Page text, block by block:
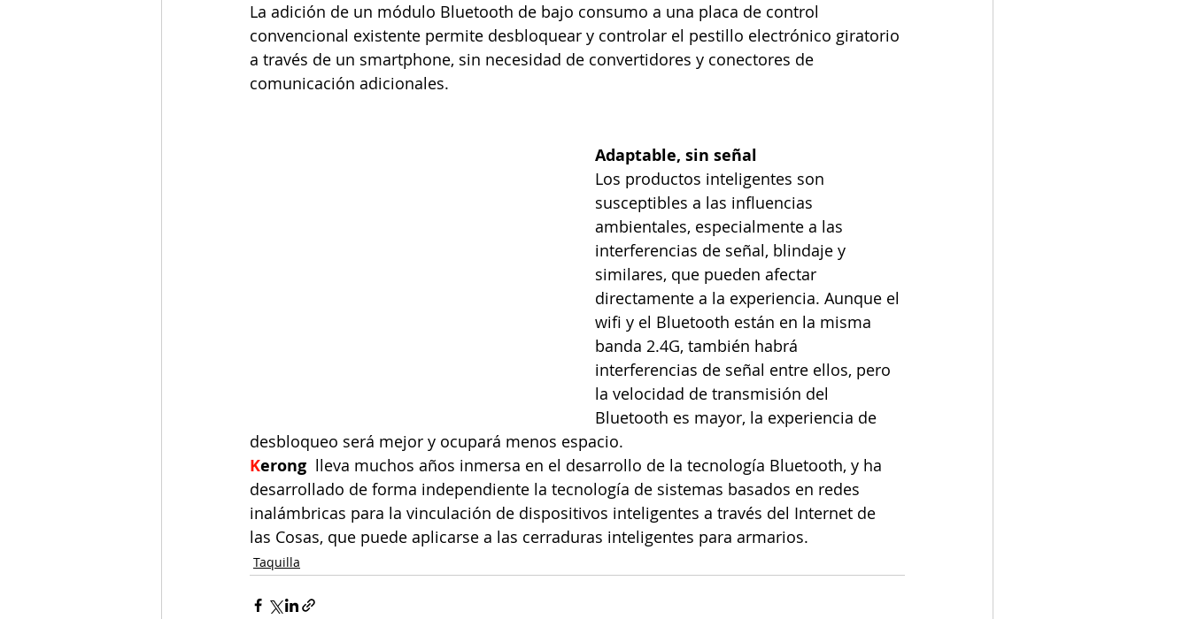
La adición de un módulo Bluetooth de bajo consumo a una placa de control
convencional existente permite desbloquear y controlar el pestillo electrónico giratorio
a través de un smartphone, sin necesidad de convertidores y conectores de
comunicación adicionales.
Adaptable, sin señal
Los productos inteligentes son
susceptibles a las influencias
ambientales, especialmente a las
interferencias de señal, blindaje y
similares, que pueden afectar
directamente a la experiencia. Aunque el
wifi y el Bluetooth están en la misma
banda 2.4G, también habrá
interferencias de señal entre ellos, pero
la velocidad de transmisión del
Bluetooth es mayor, la experiencia de
desbloqueo será mejor y ocupará menos espacio.
Kerong
  lleva muchos años inmersa en el desarrollo de la tecnología Bluetooth, y ha
desarrollado de forma independiente la tecnología de sistemas basados en redes
inalámbricas para la vinculación de dispositivos inteligentes a través del Internet de
las Cosas, que puede aplicarse a las cerraduras inteligentes para armarios.
Taquilla